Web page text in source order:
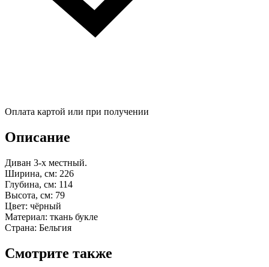
Оплата картой или при получении
Описание
Диван 3-х местный.
Ширина, см: 226
Глубина, см: 114
Высота, см: 79
Цвет: чёрный
Материал: ткань букле
Страна: Бельгия
Смотрите также